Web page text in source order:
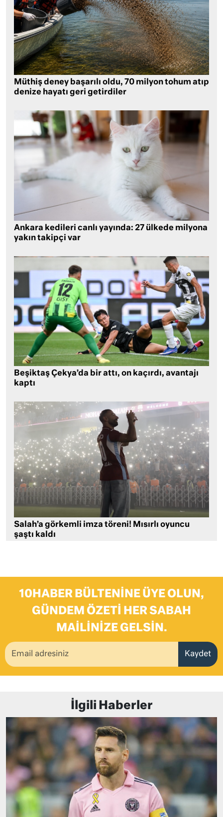
Müthiş deney başarılı oldu, 70 milyon tohum atıp
denize hayatı geri getirdiler
Ankara kedileri canlı yayında: 27 ülkede milyona
yakın takipçi var
Beşiktaş Çekya’da bir attı, on kaçırdı, avantajı
kaptı
Salah’a görkemli imza töreni! Mısırlı oyuncu
şaştı kaldı
10HABER BÜLTENINE ÜYE OLUN,
GÜNDEM ÖZETI HER SABAH
MAILINIZE GELSIN.
Kaydet
İlgili Haberler